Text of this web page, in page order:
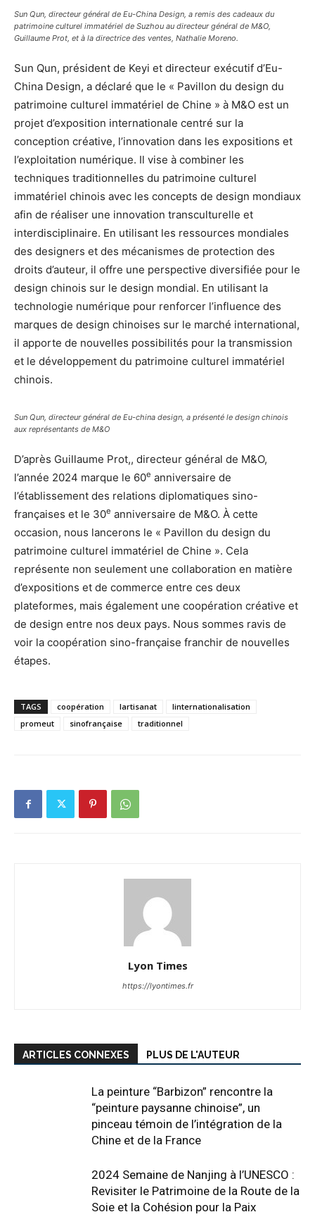
Sun Qun, directeur général de Eu-China Design, a remis des cadeaux du
patrimoine culturel immatériel de Suzhou au directeur général de M&O,
Guillaume Prot, et à la directrice des ventes, Nathalie Moreno.
Sun Qun, président de Keyi et directeur exécutif d’Eu-
China Design, a déclaré que le « Pavillon du design du
patrimoine culturel immatériel de Chine » à M&O est un
projet d’exposition internationale centré sur la
conception créative, l’innovation dans les expositions et
l’exploitation numérique. Il vise à combiner les
techniques traditionnelles du patrimoine culturel
immatériel chinois avec les concepts de design mondiaux
afin de réaliser une innovation transculturelle et
interdisciplinaire. En utilisant les ressources mondiales
des designers et des mécanismes de protection des
droits d’auteur, il offre une perspective diversifiée pour le
design chinois sur le design mondial. En utilisant la
technologie numérique pour renforcer l’influence des
marques de design chinoises sur le marché international,
il apporte de nouvelles possibilités pour la transmission
et le développement du patrimoine culturel immatériel
chinois.
Sun Qun, directeur général de Eu-china design, a présenté le design chinois
aux représentants de M&O
D’après Guillaume Prot,, directeur général de M&O,
l’année 2024 marque le 60e anniversaire de
l’établissement des relations diplomatiques sino-
françaises et le 30e anniversaire de M&O. À cette
occasion, nous lancerons le « Pavillon du design du
patrimoine culturel immatériel de Chine ». Cela
représente non seulement une collaboration en matière
d’expositions et de commerce entre ces deux
plateformes, mais également une coopération créative et
de design entre nos deux pays. Nous sommes ravis de
voir la coopération sino-française franchir de nouvelles
étapes.
TAGS coopération lartisanat
linternationalisation
promeut
sinofrançaise traditionnel
Lyon Times
https://lyontimes.fr
ARTICLES CONNEXES PLUS DE L'AUTEUR
La peinture “Barbizon” rencontre la
“peinture paysanne chinoise”, un
pinceau témoin de l’intégration de la
Chine et de la France
2024 Semaine de Nanjing à l’UNESCO :
Revisiter le Patrimoine de la Route de la
Soie et la Cohésion pour la Paix